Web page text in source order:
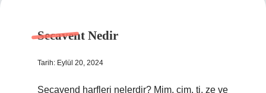
Secavent Nedir
Tarih: Eylül 20, 2024
Secavend harfleri nelerdir? Mim, cim, ti, ze ve